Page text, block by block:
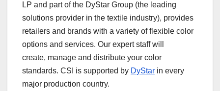
LP and part of the DyStar Group (the leading
solutions provider in the textile industry), provides
retailers and brands with a variety of flexible color
options and services. Our expert staff will
create, manage and distribute your color
standards. CSI is supported by DyStar in every
major production country.